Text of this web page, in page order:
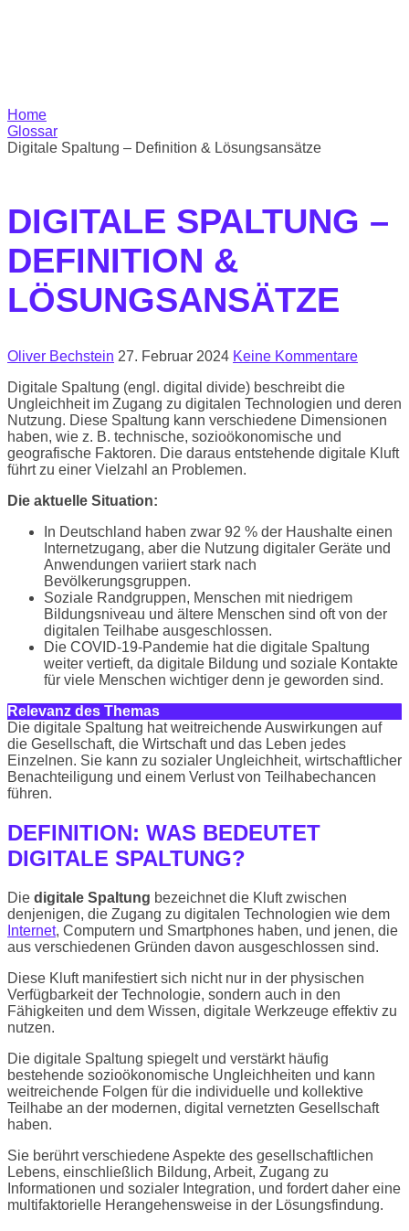
Home
Glossar
Digitale Spaltung – Definition & Lösungsansätze
DIGITALE SPALTUNG –
DEFINITION &
LÖSUNGSANSÄTZE
Oliver Bechstein 27. Februar 2024 Keine Kommentare
Digitale Spaltung (engl. digital divide) beschreibt die
Ungleichheit im Zugang zu digitalen Technologien und deren
Nutzung. Diese Spaltung kann verschiedene Dimensionen
haben, wie z. B. technische, sozioökonomische und
geografische Faktoren. Die daraus entstehende digitale Kluft
führt zu einer Vielzahl an Problemen.
Die aktuelle Situation:
In Deutschland haben zwar 92 % der Haushalte einen
Internetzugang, aber die Nutzung digitaler Geräte und
Anwendungen variiert stark nach
Bevölkerungsgruppen.
Soziale Randgruppen, Menschen mit niedrigem
Bildungsniveau und ältere Menschen sind oft von der
digitalen Teilhabe ausgeschlossen.
Die COVID-19-Pandemie hat die digitale Spaltung
weiter vertieft, da digitale Bildung und soziale Kontakte
für viele Menschen wichtiger denn je geworden sind.
Relevanz des Themas
Die digitale Spaltung hat weitreichende Auswirkungen auf
die Gesellschaft, die Wirtschaft und das Leben jedes
Einzelnen. Sie kann zu sozialer Ungleichheit, wirtschaftlicher
Benachteiligung und einem Verlust von Teilhabechancen
führen.
DEFINITION: WAS BEDEUTET
DIGITALE SPALTUNG?
Die digitale Spaltung bezeichnet die Kluft zwischen
denjenigen, die Zugang zu digitalen Technologien wie dem
Internet, Computern und Smartphones haben, und jenen, die
aus verschiedenen Gründen davon ausgeschlossen sind.
Diese Kluft manifestiert sich nicht nur in der physischen
Verfügbarkeit der Technologie, sondern auch in den
Fähigkeiten und dem Wissen, digitale Werkzeuge effektiv zu
nutzen.
Die digitale Spaltung spiegelt und verstärkt häufig
bestehende sozioökonomische Ungleichheiten und kann
weitreichende Folgen für die individuelle und kollektive
Teilhabe an der modernen, digital vernetzten Gesellschaft
haben.
Sie berührt verschiedene Aspekte des gesellschaftlichen
Lebens, einschließlich Bildung, Arbeit, Zugang zu
Informationen und sozialer Integration, und fordert daher eine
multifaktorielle Herangehensweise in der Lösungsfindung.